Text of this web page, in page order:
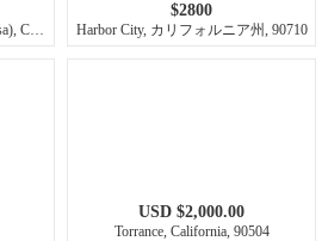
Costa Mesa (Westside Costa Mesa), California, 92627
$2800
Harbor City, カリフォルニア州, 90710
USD $2,000.00
Torrance, California, 90504